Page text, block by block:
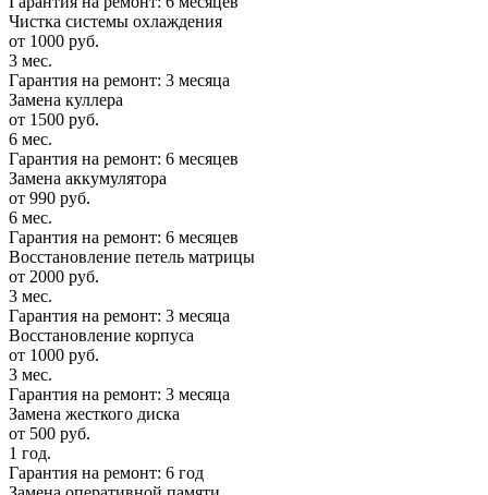
Чистка системы охлаждения
от 1000 руб.
3 мес.
Гарантия на ремонт: 3 месяца
Замена куллера
от 1500 руб.
6 мес.
Гарантия на ремонт: 6 месяцев
Замена аккумулятора
от 990 руб.
6 мес.
Гарантия на ремонт: 6 месяцев
Восстановление петель матрицы
от 2000 руб.
3 мес.
Гарантия на ремонт: 3 месяца
Восстановление корпуса
от 1000 руб.
3 мес.
Гарантия на ремонт: 3 месяца
Замена жесткого диска
от 500 руб.
1 год.
Гарантия на ремонт: 6 год